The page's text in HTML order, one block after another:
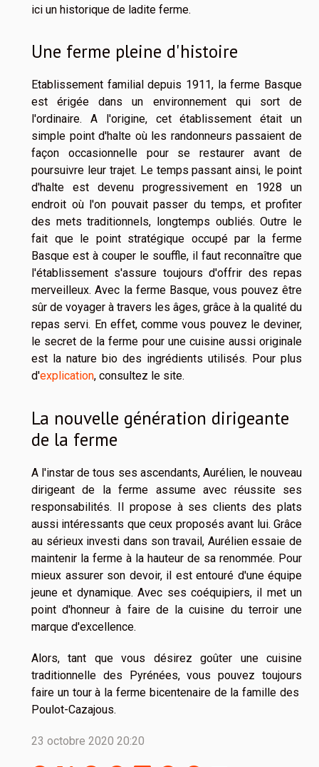
ici un historique de ladite ferme.
Une ferme pleine d'histoire
Etablissement familial depuis 1911, la ferme Basque
est érigée dans un environnement qui sort de
l'ordinaire. A l'origine, cet établissement était un
simple point d'halte où les randonneurs passaient de
façon occasionnelle pour se restaurer avant de
poursuivre leur trajet. Le temps passant ainsi, le point
d'halte est devenu progressivement en 1928 un
endroit où l'on pouvait passer du temps, et profiter
des mets traditionnels, longtemps oubliés. Outre le
fait que le point stratégique occupé par la ferme
Basque est à couper le souffle, il faut reconnaître que
l'établissement s'assure toujours d'offrir des repas
merveilleux. Avec la ferme Basque, vous pouvez être
sûr de voyager à travers les âges, grâce à la qualité du
repas servi. En effet, comme vous pouvez le deviner,
le secret de la ferme pour une cuisine aussi originale
est la nature bio des ingrédients utilisés. Pour plus
d'explication, consultez le site.
La nouvelle génération dirigeante
de la ferme
A l'instar de tous ses ascendants, Aurélien, le nouveau
dirigeant de la ferme assume avec réussite ses
responsabilités. Il propose à ses clients des plats
aussi intéressants que ceux proposés avant lui. Grâce
au sérieux investi dans son travail, Aurélien essaie de
maintenir la ferme à la hauteur de sa renommée. Pour
mieux assurer son devoir, il est entouré d'une équipe
jeune et dynamique. Avec ses coéquipiers, il met un
point d'honneur à faire de la cuisine du terroir une
marque d'excellence.
Alors, tant que vous désirez goûter une cuisine
traditionnelle des Pyrénées, vous pouvez toujours
faire un tour à la ferme bicentenaire de la famille des
Poulot-Cazajous.
23 octobre 2020 20:20